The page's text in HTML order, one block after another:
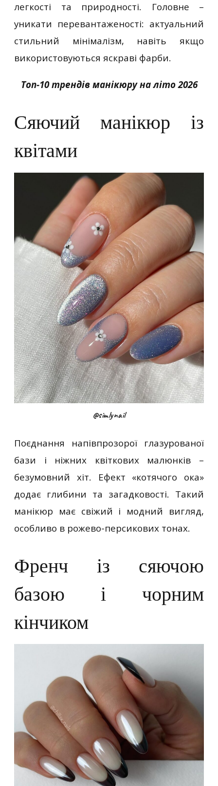
легкості та природності. Головне –
уникати перевантаженості: актуальний
стильний мінімалізм, навіть якщо
використовуються яскраві фарби.
Топ-10 трендів манікюру на літо 2026
Сяючий манікюр із
квітами
@simlynail
Поєднання напівпрозорої глазурованої
бази і ніжних квіткових малюнків –
безумовний хіт. Ефект «котячого ока»
додає глибини та загадковості. Такий
манікюр має свіжий і модний вигляд,
особливо в рожево-персикових тонах.
Френч із сяючою
базою і чорним
кінчиком